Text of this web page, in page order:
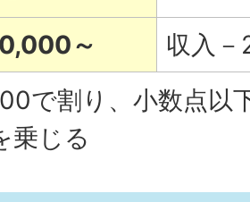
～
収入
で割り、小数点以
乗じる